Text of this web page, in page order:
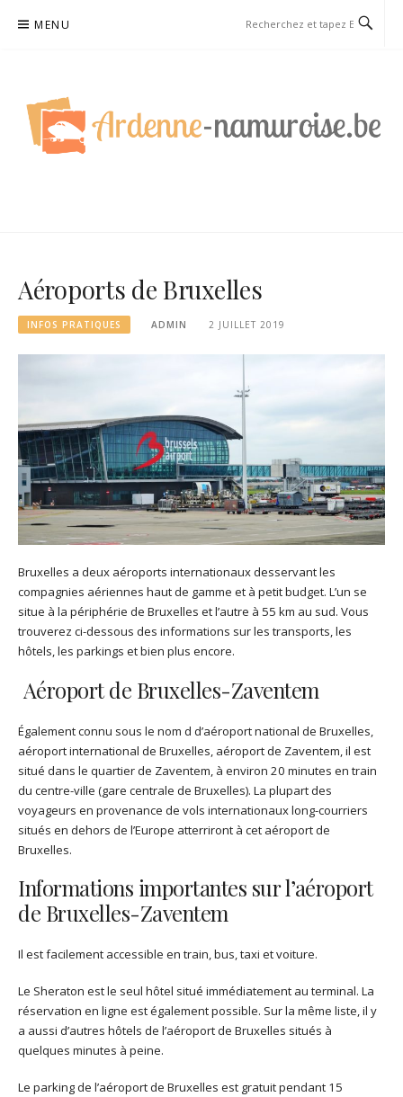
MENU
Aéroports de Bruxelles
INFOS PRATIQUES ADMIN 2 JUILLET 2019
Bruxelles a deux aéroports internationaux desservant les
compagnies aériennes haut de gamme et à petit budget. L’un se
situe à la périphérie de Bruxelles et l’autre à 55 km au sud. Vous
trouverez ci-dessous des informations sur les transports, les
hôtels, les parkings et bien plus encore.
Aéroport de Bruxelles-Zaventem
Également connu sous le nom d d’aéroport national de Bruxelles,
aéroport international de Bruxelles, aéroport de Zaventem, il est
situé dans le quartier de Zaventem, à environ 20 minutes en train
du centre-ville (gare centrale de Bruxelles). La plupart des
voyageurs en provenance de vols internationaux long-courriers
situés en dehors de l’Europe atterriront à cet aéroport de
Bruxelles.
Informations importantes sur l’aéroport
de Bruxelles-Zaventem
Il est facilement accessible en train, bus, taxi et voiture.
Le Sheraton est le seul hôtel situé immédiatement au terminal. La
réservation en ligne est également possible. Sur la même liste, il y
a aussi d’autres hôtels de l’aéroport de Bruxelles situés à
quelques minutes à peine.
Le parking de l’aéroport de Bruxelles est gratuit pendant 15